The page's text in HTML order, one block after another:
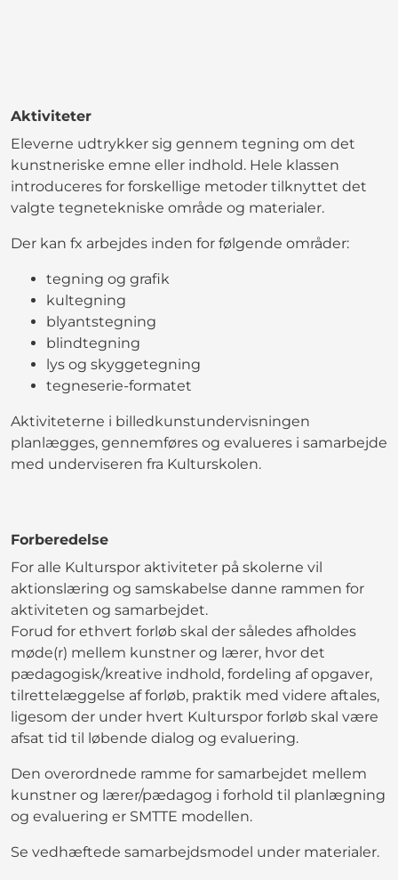
Aktiviteter
Eleverne udtrykker sig gennem tegning om det
kunstneriske emne eller indhold. Hele klassen
introduceres for forskellige metoder tilknyttet det
valgte tegnetekniske område og materialer.
Der kan fx arbejdes inden for følgende områder:
tegning og grafik
kultegning
blyantstegning
blindtegning
lys og skyggetegning
tegneserie-formatet
Aktiviteterne i billedkunstundervisningen
planlægges, gennemføres og evalueres i samarbejde
med underviseren fra Kulturskolen.
Forberedelse
For alle Kulturspor aktiviteter på skolerne vil
aktionslæring og samskabelse danne rammen for
aktiviteten og samarbejdet.
Forud for ethvert forløb skal der således afholdes
møde(r) mellem kunstner og lærer, hvor det
pædagogisk/kreative indhold, fordeling af opgaver,
tilrettelæggelse af forløb, praktik med videre aftales,
ligesom der under hvert Kulturspor forløb skal være
afsat tid til løbende dialog og evaluering.
Den overordnede ramme for samarbejdet mellem
kunstner og lærer/pædagog i forhold til planlægning
og evaluering er SMTTE modellen.
Se vedhæftede samarbejdsmodel under materialer.